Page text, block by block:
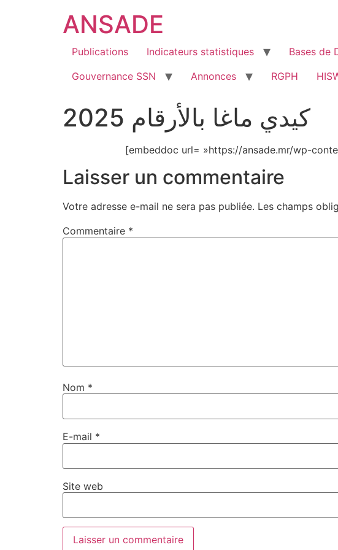
ANSADE
Publications Indicateurs statistiques Bases de
Gouvernance SSN
Annonces RGPH
كيدي ماغا بالأرقام 2025
[embeddoc url= »https://ansade.mr/wp-
Laisser un commentaire
Votre adresse e-mail ne sera pas publiée. Les champs
Commentaire *
Nom *
E-mail *
Site web